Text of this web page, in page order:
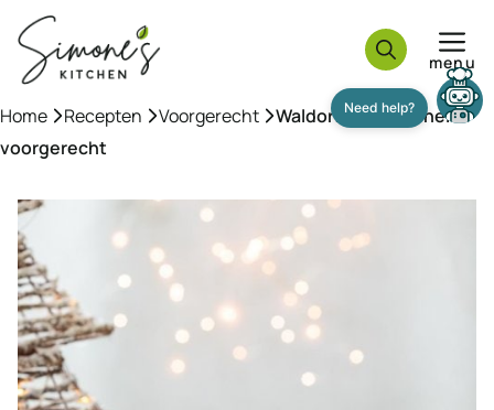
naar
inhoud
menu
Home »Recepten »Voorgerecht »Waldorfsalade – snel
voorgerecht